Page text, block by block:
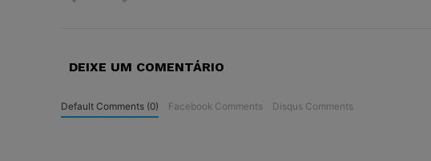
DEIXE UM COMENTÁRIO
Default Comments (0) Facebook Comments Disqus Comments